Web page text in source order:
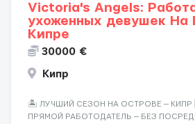
Victoria's Angels:
ухоженных девушек На
Кипре
30000 €
Кипр
🏝️ ЛУЧШИЙ СЕЗОН НА ОСТРОВЕ — КИПР
ПРЯМОЙ РАБОТОДАТЕЛЬ — БЕЗ